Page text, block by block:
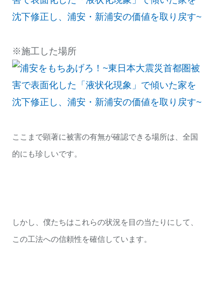
※施工した場所
ここまで顕著に被害の有無が確認できる場所は、全国
的にも珍しいです。
しかし、僕たちはこれらの状況を目の当たりにして、
この工法への信頼性を確信しています。